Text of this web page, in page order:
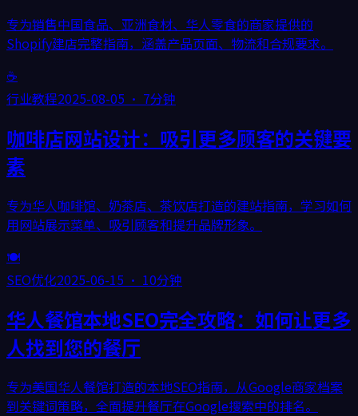
专为销售中国食品、亚洲食材、华人零食的商家提供的
Shopify建店完整指南，涵盖产品页面、物流和合规要求。
☕
行业教程2025-08-05 · 7分钟
咖啡店网站设计：吸引更多顾客的关键要
素
专为华人咖啡馆、奶茶店、茶饮店打造的建站指南，学习如何
用网站展示菜单、吸引顾客和提升品牌形象。
🍽️
SEO优化2025-06-15 · 10分钟
华人餐馆本地SEO完全攻略：如何让更多
人找到您的餐厅
专为美国华人餐馆打造的本地SEO指南，从Google商家档案
到关键词策略，全面提升餐厅在Google搜索中的排名。